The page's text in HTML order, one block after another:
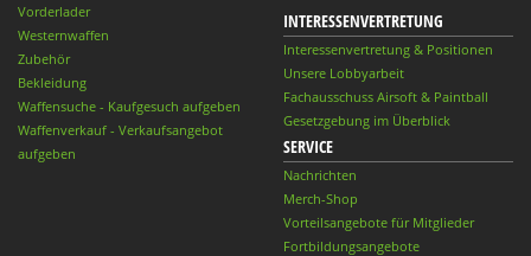
Vorderlader
Westernwaffen
Zubehör
Bekleidung
Waffensuche - Kaufgesuch aufgeben
Waffenverkauf - Verkaufsangebot
aufgeben
INTERESSENVERTRETUNG
Interessenvertretung & Positionen
Unsere Lobbyarbeit
Fachausschuss Airsoft & Paintball
Gesetzgebung im Überblick
SERVICE
Nachrichten
Merch-Shop
Vorteilsangebote für Mitglieder
Fortbildungsangebote